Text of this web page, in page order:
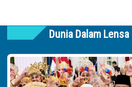
Dunia Dalam Lensa